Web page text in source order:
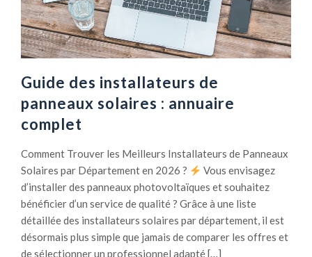
u
r
q
u
i
l
o
l
a
i
r
e
Guide des installateurs de
panneaux solaires : annuaire
complet
Comment Trouver les Meilleurs Installateurs de Panneaux
Solaires par Département en 2026 ?
Vous envisagez
d’installer des panneaux photovoltaïques et souhaitez
bénéficier d’un service de qualité ? Grâce à une liste
détaillée des installateurs solaires par département, il est
désormais plus simple que jamais de comparer les offres et
de sélectionner un professionnel adapté […]